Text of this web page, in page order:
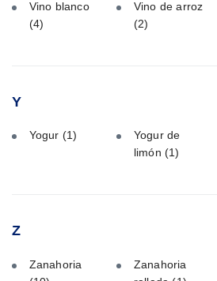
Vino blanco
(4)
Vino de arroz
(2)
Y
Yogur (1)
Yogur de
limón (1)
Z
Zanahoria
Zanahoria